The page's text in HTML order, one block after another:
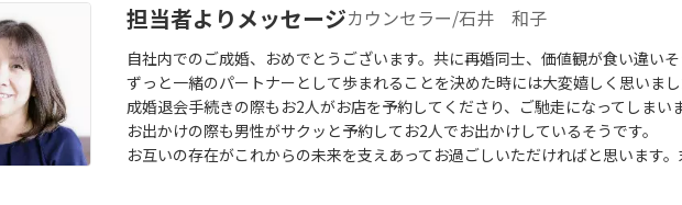
担当者よりメッセージカウンセラー/石井 和子
自社内でのご成婚、おめでとうございます。共に再婚同士、価値観が食い違い
ずっと一緒のパートナーとして歩まれることを決めた時には大変嬉しく思いまし
成婚退会手続きの際もお2人がお店を予約してくださり、ご馳走になってしまい
お出かけの際も男性がサクッと予約してお2人でお出かけしているそうです。
お互いの存在がこれからの未来を支えあってお過ごしいただければと思います。